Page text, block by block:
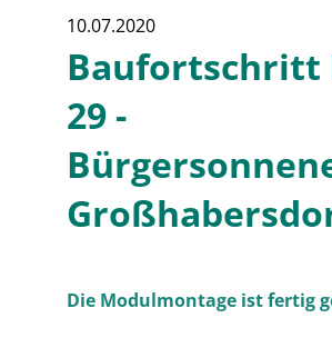
10.07.2020
Baufortschritt
29 -
Die Modulmontage ist fertig